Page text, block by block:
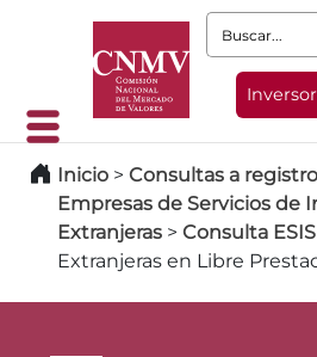
Buscar:
Inicio > Consultas a
Empresas de Servicios de
Extranjeras > Consulta
Extranjeras en Libre